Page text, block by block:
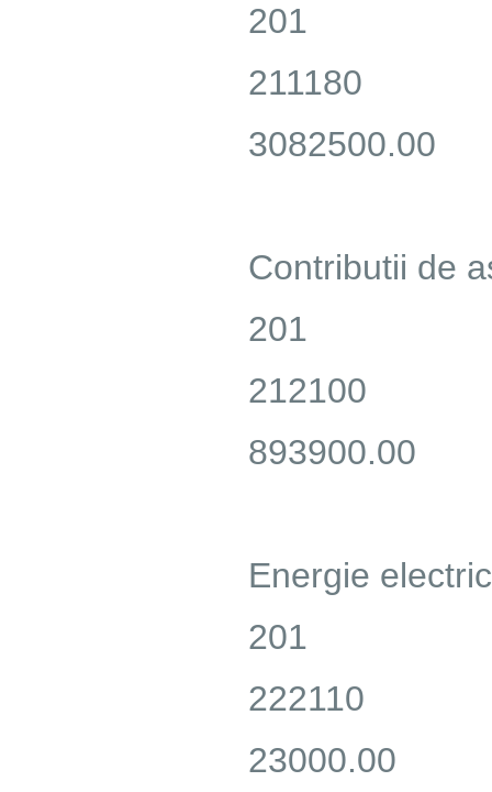
201
211180
3082500.00
Contributii de
201
212100
893900.00
Energie
201
222110
23000.00